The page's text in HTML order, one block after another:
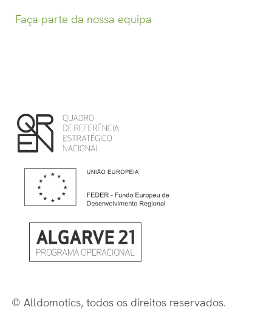
Faça parte da nossa equipa
© Alldomotics, todos os direitos reservados.